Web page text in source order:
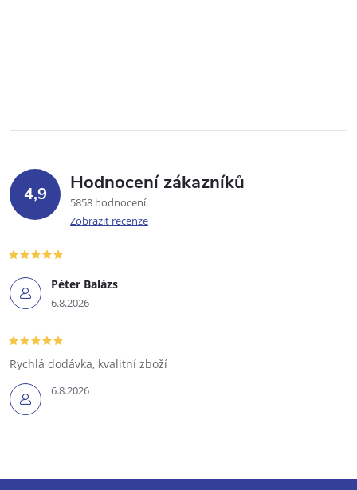
4,9 Hodnocení zákazníků
5858 hodnocení
Zobrazit recenze
Péter Balázs
6.8.2026
6.8.2026
Rychlá dodávka, kvalitní zboží